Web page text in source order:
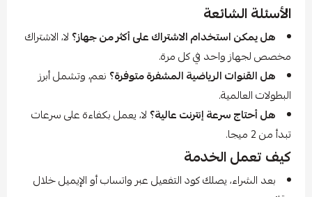
الأسئلة الشائعة
هل يمكن استخدام الاشتراك على أكثر من جهاز؟ لا، الاشتراك
مخصص لجهاز واحد في كل مرة.
هل القنوات الرياضية المشفرة متوفرة؟ نعم، وتشمل أبرز
البطولات العالمية.
هل أحتاج سرعة إنترنت عالية؟ لا، يعمل بكفاءة على سرعات
تبدأ من 2 ميجا.
كيف تعمل الخدمة
بعد الشراء، يصلك كود التفعيل عبر واتساب أو الإيميل خلال